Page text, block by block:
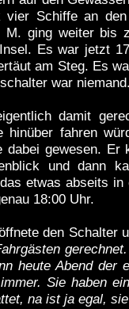
vier Schiffe an
M. ging weiter bis
Es war jetzt
am Steg. Es
war
damit
hinüber fahren
dabei gewesen. Er
und dann
etwas abseits
18:00 Uhr.
den Schalter
heute Abend der
Sie haben
na ist ja egal,